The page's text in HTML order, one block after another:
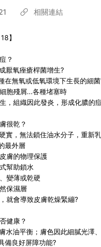
相關連結
18】
？
厭氧痤瘡桿菌增生?
在無氧或低氧環境下生長的細
胞殘屑...各種堵塞時
，組織因此發炎，形成化膿的
很乾？
實，無法鎖住油水分子，重新
最外層
膚的物理保護
幫助鎖水
變薄或乾硬
保濕層
就會導致皮膚乾燥緊繃?
健康？
水油平衡；膚色因此細膩光澤
備良好屏障功能?️